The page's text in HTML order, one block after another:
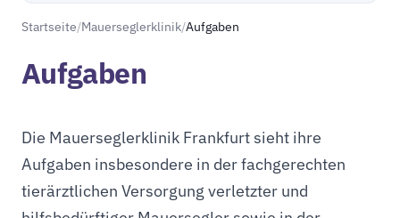
Startseite/Mauerseglerklinik/Aufgaben
Aufgaben
Die Mauerseglerklinik Frankfurt sieht ihre
Aufgaben insbesondere in der fachgerechten
tierärztlichen Versorgung verletzter und